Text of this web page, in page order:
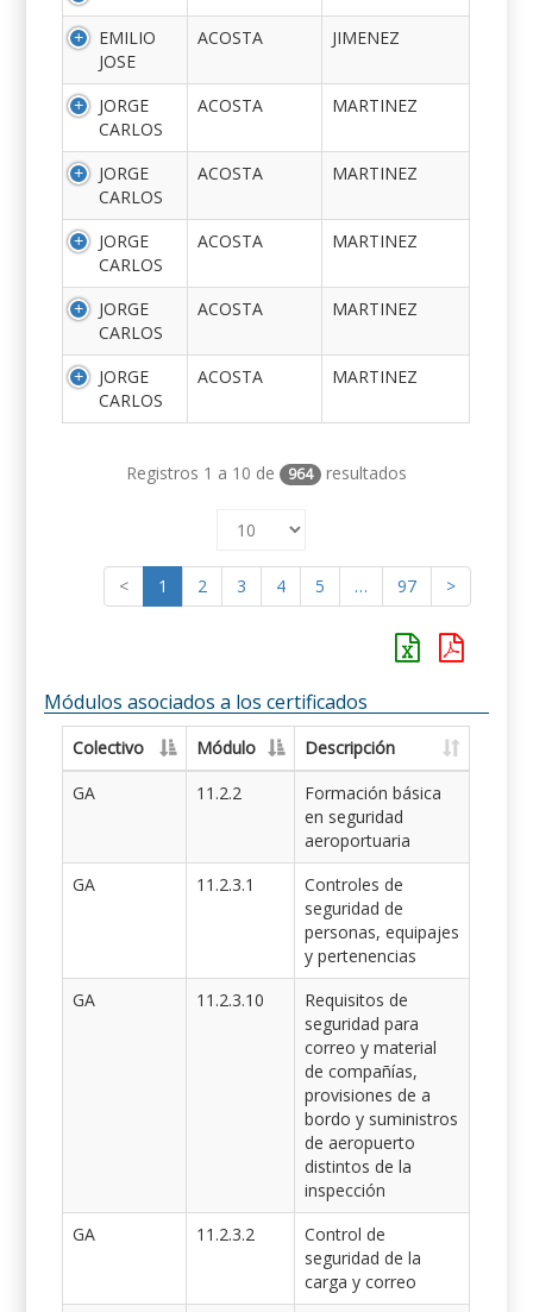
EMILIO
JOSE
ACOSTA JIMENEZ
JORGE
CARLOS
ACOSTA MARTINEZ
JORGE
CARLOS
ACOSTA MARTINEZ
JORGE
CARLOS
ACOSTA MARTINEZ
JORGE
CARLOS
ACOSTA MARTINEZ
JORGE
CARLOS
ACOSTA MARTINEZ
Registros 1 a 10 de 964 resultados
< 1 2 3 4 5 … 97 >
Módulos asociados a los certificados
Colectivo Módulo
Descripción
GA
11.2.2
Formación básica
en seguridad
aeroportuaria
GA
11.2.3.1
Controles de
seguridad de
personas, equipajes
y pertenencias
GA
11.2.3.10
Requisitos de
seguridad para
correo y material
de compañías,
provisiones de a
bordo y suministros
de aeropuerto
distintos de la
inspección
GA
11.2.3.2
Control de
seguridad de la
carga y correo